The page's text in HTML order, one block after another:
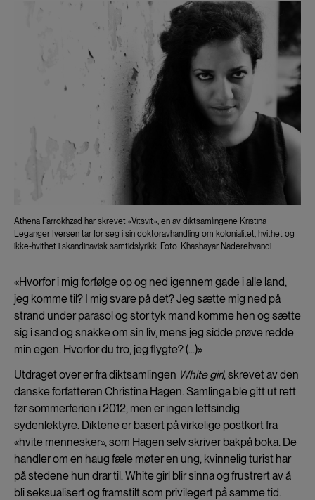
Athena Farrokhzad har skrevet «Vitsvit», en av diktsamlingene Kristina
Leganger Iversen tar for seg i sin doktoravhandling om kolonialitet, hvithet og
ikke-hvithet i skandinavisk samtidslyrikk. Foto: Khashayar Naderehvandi
«Hvorfor i mig forfølge op og ned igennem gade i alle land,
jeg komme til? I mig svare på det? Jeg sætte mig ned på
strand under parasol og stor tyk mand komme hen og sætte
sig i sand og snakke om sin liv, mens jeg sidde prøve redde
min egen. Hvorfor du tro, jeg flygte? (...)»
Utdraget over er fra diktsamlingen White girl, skrevet av den
danske forfatteren Christina Hagen. Samlinga ble gitt ut rett
før sommerferien i 2012, men er ingen lettsindig
sydenlektyre. Diktene er basert på virkelige postkort fra
«hvite mennesker», som Hagen selv skriver bakpå boka. De
handler om en haug fæle møter en ung, kvinnelig turist har
på stedene hun drar til. White girl blir sinna og frustrert av å
bli seksualisert og framstilt som privilegert på samme tid.